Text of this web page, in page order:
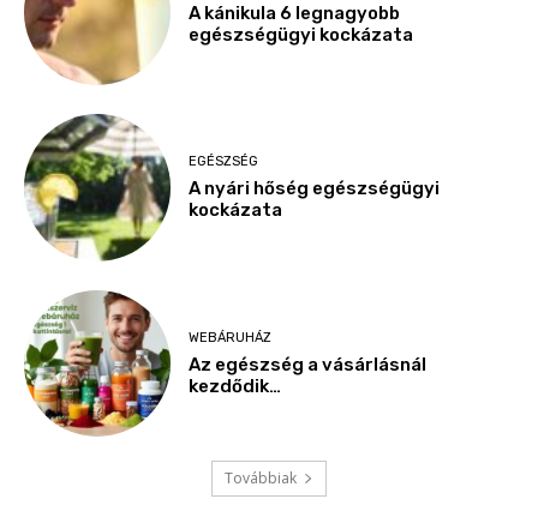
A kánikula 6 legnagyobb
egészségügyi kockázata
EGÉSZSÉG
A nyári hőség egészségügyi
kockázata
WEBÁRUHÁZ
Az egészség a vásárlásnál
kezdődik…
Továbbiak